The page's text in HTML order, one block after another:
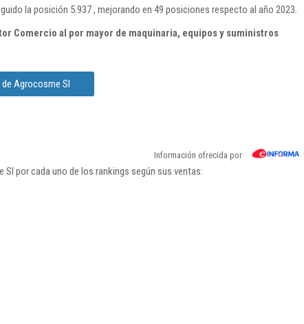
la posición 5.937 , mejorando en 49 posiciones respecto al año 2023.
Comercio al por mayor de maquinaria, equipos y suministros
Agrocosme Sl
Información ofrecida por
por cada uno de los rankings según sus ventas: